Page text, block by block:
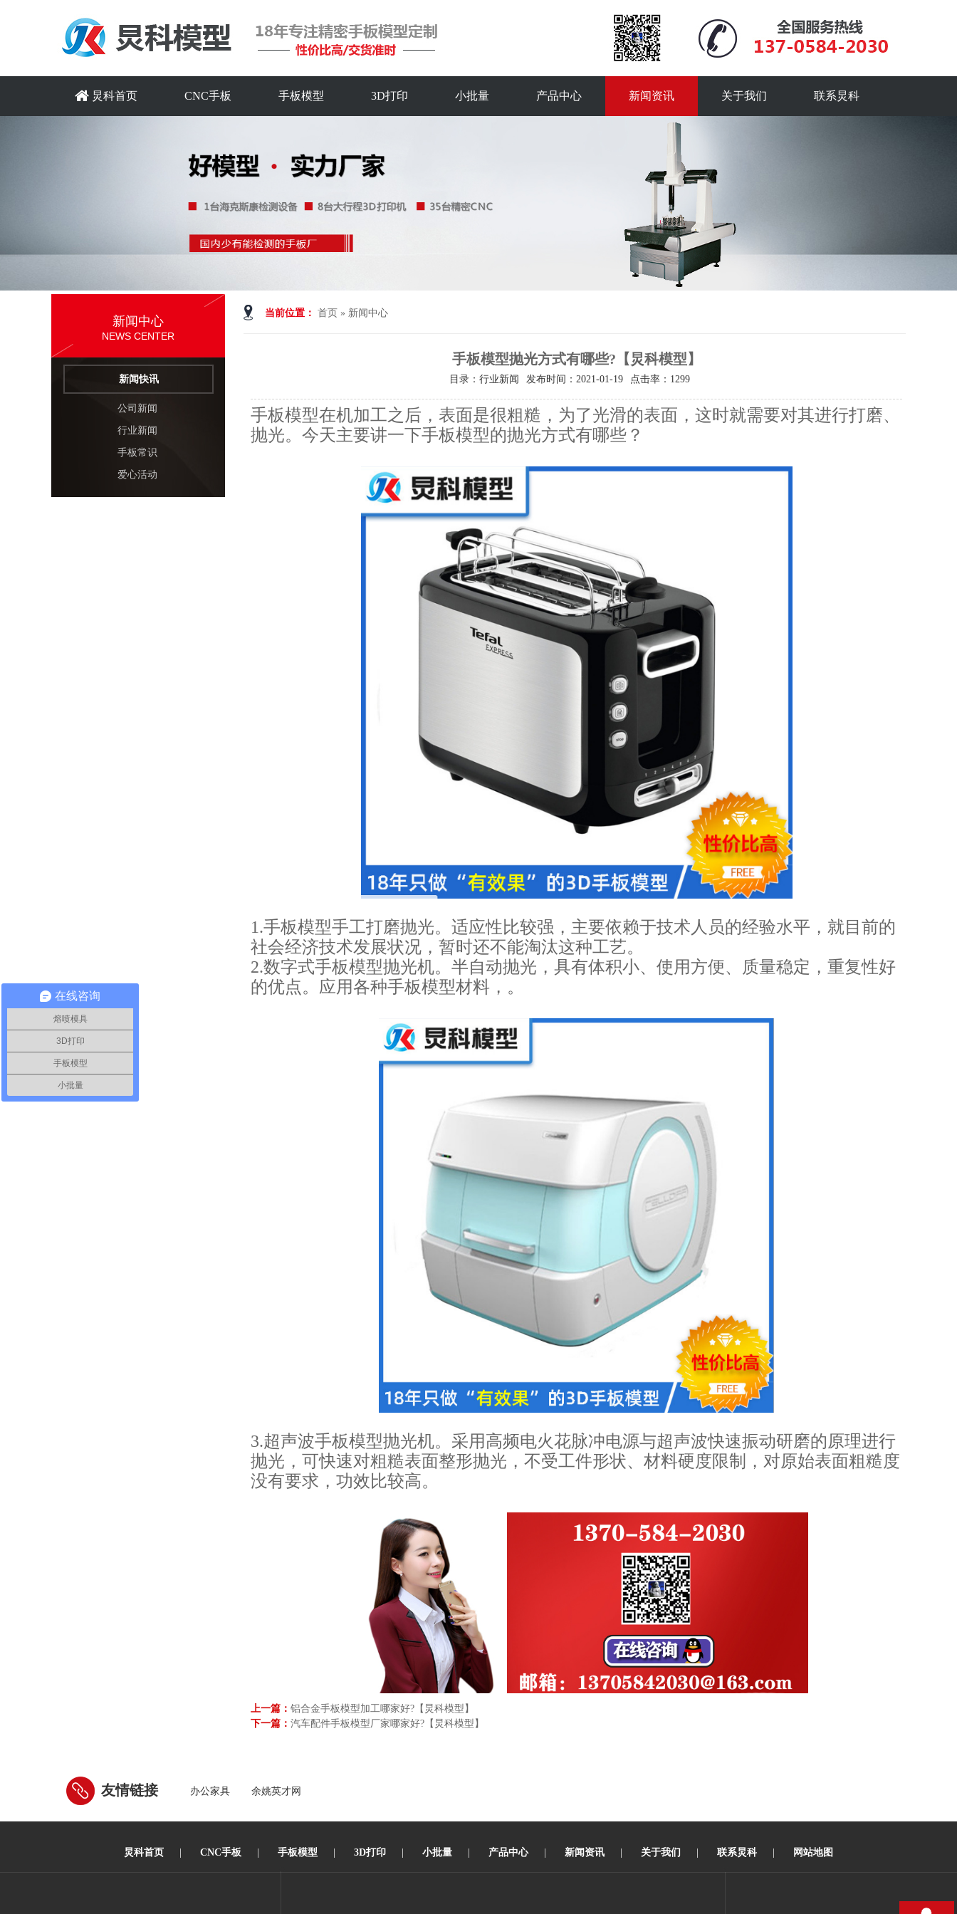
炅科首页 CNC手板 手板模型 3D打印 小批量 产品中心 新闻资讯 关于我们 联系炅科
当前位置： 首页 » 新闻中心
手板模型抛光方式有哪些?【炅科模型】
目录：行业新闻 发布时间：2021-01-19 点击率： 1299
手板模型在机加工之后，表面是很粗糙，为了光滑的表面，这时就需要对其进行打磨、
抛光。今天主要讲一下手板模型的抛光方式有哪些？
1.手板模型手工打磨抛光。适应性比较强，主要依赖于技术人员的经验水平，就目前的
社会经济技术发展状况，暂时还不能淘汰这种工艺。
2.数字式手板模型抛光机。半自动抛光，具有体积小、使用方便、质量稳定，重复性好
的优点。应用各种手板模型材料，。
3.超声波手板模型抛光机。采用高频电火花脉冲电源与超声波快速振动研磨的原理进行
抛光，可快速对粗糙表面整形抛光，不受工件形状、材料硬度限制，对原始表面粗糙度
没有要求，功效比较高。
上一篇： 铝合金手板模型加工哪家好?【炅科模型】
下一篇： 汽车配件手板模型厂家哪家好?【炅科模型】
新闻中心
NEWS CENTER
新闻快讯
公司新闻
行业新闻
手板常识
爱心活动
友情链接 办公家具 余姚英才网
炅科首页 | CNC手板 | 手板模型 | 3D打印 | 小批量 | 产品中心 | 新闻资讯 | 关于我们 | 联系炅科 | 网站地图
在线咨询
熔喷模具
3D打印
手板模型
小批量